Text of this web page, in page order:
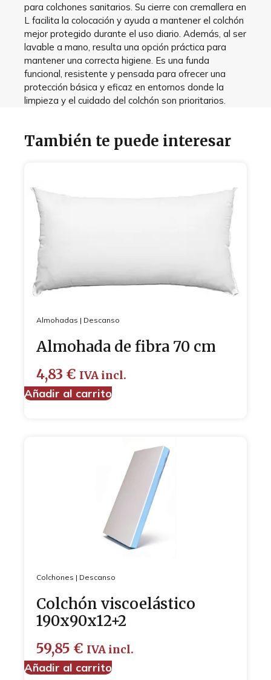
para colchones sanitarios. Su cierre con cremallera en
L facilita la colocación y ayuda a mantener el colchón
mejor protegido durante el uso diario. Además, al ser
lavable a mano, resulta una opción práctica para
mantener una correcta higiene. Es una funda
funcional, resistente y pensada para ofrecer una
protección básica y eficaz en entornos donde la
limpieza y el cuidado del colchón son prioritarios.
También te puede interesar
Almohadas | Descanso
Almohada de fibra 70 cm
4,83 € IVA incl.
Añadir al carrito
Colchones | Descanso
Colchón viscoelástico
190x90x12+2
59,85 € IVA incl.
Añadir al carrito